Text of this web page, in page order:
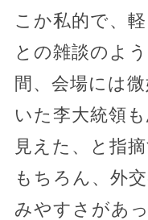
こか私的で、
との雑談のよ
間、会場には
いた李大統領
見えた、と指
もちろん、外
みやすさがあ